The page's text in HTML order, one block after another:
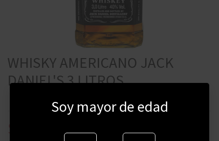
WHISKY AMERICANO JACK
DANIEL'S 3 LITROS
$
Soy mayor de edad